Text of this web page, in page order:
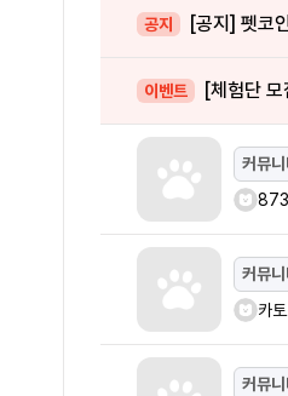
공지 [공지] 펫코
이벤트 [체험단
커뮤니
커뮤니
카
커뮤니